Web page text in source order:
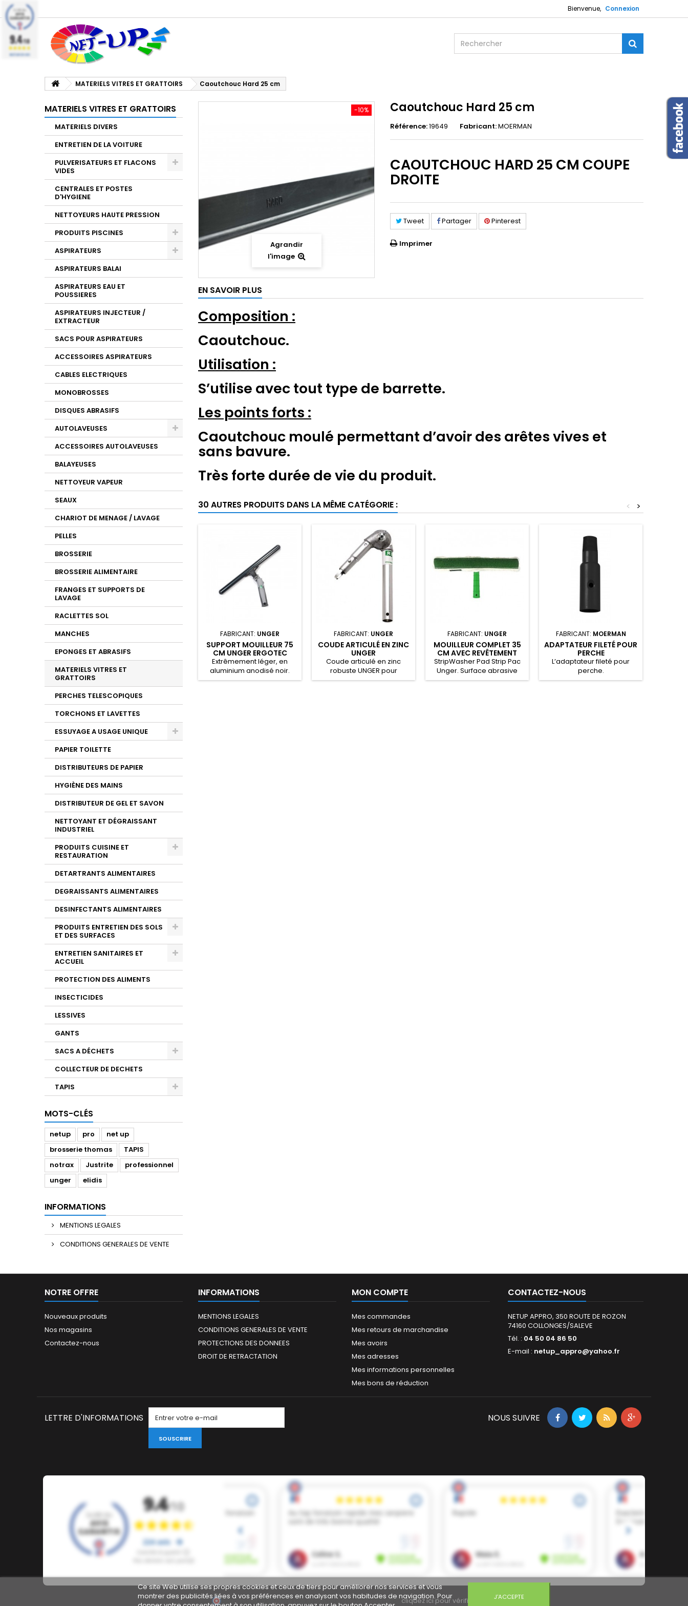
Bienvenue, Connexion
MATERIELS VITRES ET GRATTOIRS Caoutchouc Hard 25 cm
MATERIELS VITRES ET GRATTOIRS
MATERIELS DIVERS
ENTRETIEN DE LA VOITURE
PULVERISATEURS ET FLACONS
VIDES
CENTRALES ET POSTES
D'HYGIENE
NETTOYEURS HAUTE PRESSION
PRODUITS PISCINES
ASPIRATEURS
ASPIRATEURS BALAI
ASPIRATEURS EAU ET
POUSSIERES
ASPIRATEURS INJECTEUR /
EXTRACTEUR
SACS POUR ASPIRATEURS
ACCESSOIRES ASPIRATEURS
CABLES ELECTRIQUES
MONOBROSSES
DISQUES ABRASIFS
AUTOLAVEUSES
ACCESSOIRES AUTOLAVEUSES
BALAYEUSES
NETTOYEUR VAPEUR
SEAUX
CHARIOT DE MENAGE / LAVAGE
PELLES
BROSSERIE
BROSSERIE ALIMENTAIRE
FRANGES ET SUPPORTS DE
LAVAGE
RACLETTES SOL
MANCHES
EPONGES ET ABRASIFS
MATERIELS VITRES ET
GRATTOIRS
PERCHES TELESCOPIQUES
TORCHONS ET LAVETTES
ESSUYAGE A USAGE UNIQUE
PAPIER TOILETTE
DISTRIBUTEURS DE PAPIER
HYGIÈNE DES MAINS
DISTRIBUTEUR DE GEL ET SAVON
NETTOYANT ET DÉGRAISSANT
INDUSTRIEL
PRODUITS CUISINE ET
RESTAURATION
DETARTRANTS ALIMENTAIRES
DEGRAISSANTS ALIMENTAIRES
DESINFECTANTS ALIMENTAIRES
PRODUITS ENTRETIEN DES SOLS
ET DES SURFACES
ENTRETIEN SANITAIRES ET
ACCUEIL
PROTECTION DES ALIMENTS
INSECTICIDES
LESSIVES
GANTS
SACS A DÉCHETS
COLLECTEUR DE DECHETS
TAPIS
MOTS-CLÉS
netup pro
net up
brosserie thomas
TAPIS
notrax
Justrite
professionnel
unger
elidis
INFORMATIONS
MENTIONS LEGALES
CONDITIONS GENERALES DE VENTE
-10%
Agrandir
l'image
Caoutchouc Hard 25 cm
Référence:19649 Fabricant:MOERMAN
CAOUTCHOUC HARD 25 CM COUPE
DROITE
Tweet Partager Pinterest
Imprimer
EN SAVOIR PLUS
Composition :
Caoutchouc.
Utilisation :
S’utilise avec tout type de barrette.
Les points forts :
Caoutchouc moulé permettant d’avoir des arêtes vives et
sans bavure.
Très forte durée de vie du produit.
30 AUTRES PRODUITS DANS LA MÊME CATÉGORIE : >
<
FABRICANT: UNGER
SUPPORT MOUILLEUR 75
CM UNGER ERGOTEC
NINJA
Extrêmement léger, en
aluminium anodisé noir.
FABRICANT: UNGER
COUDE ARTICULÉ EN ZINC
UNGER
Coude articulé en zinc
robuste UNGER pour
perche.
FABRICANT: UNGER
MOUILLEUR COMPLET 35
CM AVEC REVÊTEMENT
SPÉCIAL UNGER
StripWasher Pad Strip Pac
Unger. Surface abrasive
pad + matériau standard.
FABRICANT: MOERMAN
ADAPTATEUR FILETÉ POUR
PERCHE
L’adaptateur fileté pour
perche.
NOTRE OFFRE
Nouveaux produits
Nos magasins
Contactez-nous
INFORMATIONS
MENTIONS LEGALES
CONDITIONS GENERALES DE VENTE
PROTECTIONS DES DONNEES
DROIT DE RETRACTATION
MON COMPTE
Mes commandes
Mes retours de marchandise
Mes avoirs
Mes adresses
Mes informations personnelles
Mes bons de réduction
CONTACTEZ-NOUS
NETUP APPRO, 350 ROUTE DE ROZON
74160 COLLONGES/SALEVE
Tél. : 04 50 04 86 50
E-mail : netup_appro@yahoo.fr
LETTRE D'INFORMATIONS
SOUSCRIRE
NOUS SUIVRE
Ce site Web utilise ses propres cookies et ceux de tiers pour améliorer nos services et vous
montrer des publicités liées à vos préférences en analysant vos habitudes de navigation. Pour
J'ACCEPTE
Marchand approuvé par la Société des Avis Garantis,cliquez ici pour vérifier
9.4/10